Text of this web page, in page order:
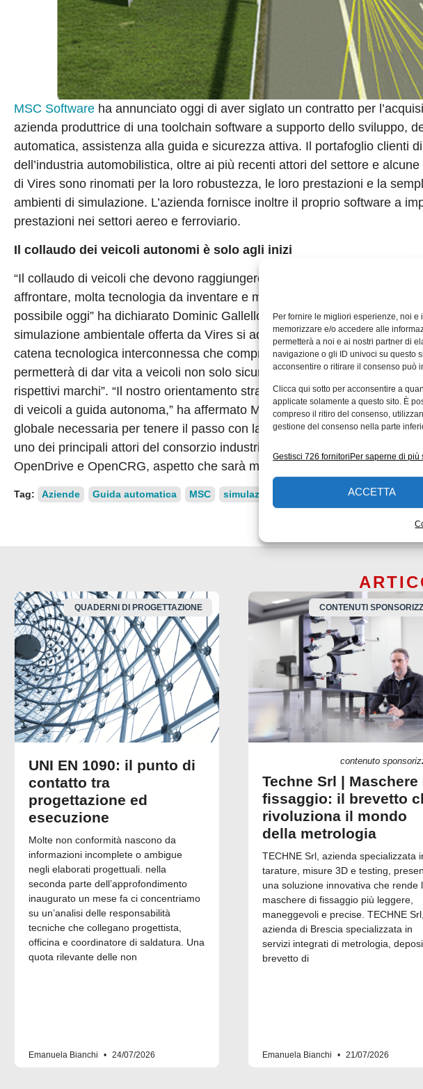
Per fornire le migliori esperienze, noi
memorizzare e/o accedere alle
permetterà a noi e ai nostri partner di
navigazione o gli ID univoci su questo
acconsentire o ritirare il consenso può
Clicca qui sotto per acconsentire a
applicate solamente a questo sito. È
compreso il ritiro del consenso,
gestione del consenso nella parte
Gestisci 726 fornitoriPer saperne di più
ACCETTA
MSC Software ha annunciato oggi di aver siglato un contratto per
azienda produttrice di una toolchain software a supporto dello sviluppo,
automatica, assistenza alla guida e sicurezza attiva. Il portafoglio clienti
dell’industria automobilistica, oltre ai più recenti attori del settore e
di Vires sono rinomati per la loro robustezza, le loro prestazioni e la
ambienti di simulazione. L’azienda fornisce inoltre il proprio software a
prestazioni nei settori aereo e ferroviario.
Il collaudo dei veicoli autonomi è solo agli inizi
“Il collaudo di veicoli che devono raggiungere un’autonomia di livello 5 è
affrontare, molta tecnologia da inventare e molti più ordini di grandezza
possibile oggi” ha dichiarato Dominic Gallello, Presidente e CEO di MSC
simulazione ambientale offerta da Vires si adatta perfettamente alla
catena tecnologica interconnessa che comprenda offline, tempo reale,
permetterà di dar vita a veicoli non solo sicuri, ma che preservano
rispettivi marchi”. “Il nostro orientamento strategico è in linea con la
di veicoli a guida autonoma,” ha affermato Marius Dupuis, Managing
globale necessaria per tenere il passo con la rapida crescita della
uno dei principali attori del consorzio industriale alla base degli standard
OpenDrive e OpenCRG, aspetto che sarà mantenuto anche dopo
Tag: Aziende Guida automatica MSC simulazione Simulazione di guida
QUADERNI DI PROGETTAZIONE
UNI EN 1090: il punto di
contatto tra
progettazione ed
esecuzione
Molte non conformità nascono da
informazioni incomplete o ambigue
negli elaborati progettuali. nella
seconda parte dell’approfondimento
inaugurato un mese fa ci concentriamo
su un’analisi delle responsabilità
tecniche che collegano progettista,
officina e coordinatore di saldatura. Una
quota rilevante delle non
Emanuela Bianchi 24/07/2026
CONTENUTI
contenuto
Techne Srl | Maschere
fissaggio: il brevetto
rivoluziona il mondo
della metrologia
TECHNE Srl, azienda specializzata
tarature, misure 3D e testing,
una soluzione innovativa che rende
maschere di fissaggio più leggere,
maneggevoli e precise. TECHNE Srl,
azienda di Brescia specializzata in
servizi integrati di metrologia,
brevetto di
Emanuela Bianchi 21/07/2026